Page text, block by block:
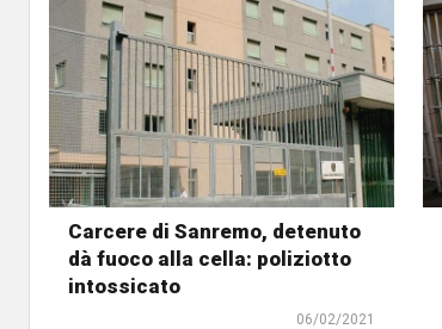
Carcere di Sanremo, detenuto
dà fuoco alla cella: poliziotto
intossicato
06/02/2021